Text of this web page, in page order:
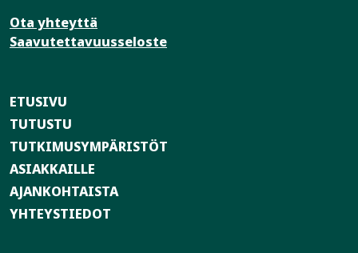
Ota yhteyttä
Saavutettavuusseloste
ETUSIVU
TUTUSTU
TUTKIMUSYMPÄRISTÖT
ASIAKKAILLE
AJANKOHTAISTA
YHTEYSTIEDOT